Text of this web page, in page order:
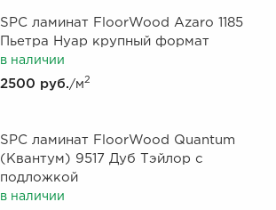
SPC ламинат FloorWood Azaro 1185
Пьетра Нуар крупный формат
в наличии
2500 руб. /м2
SPC ламинат FloorWood Quantum
(Квантум) 9517 Дуб Тэйлор с
подложкой
в наличии